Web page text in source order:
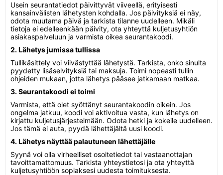
Usein seurantatiedot päivittyvät viiveellä, erityisesti
kansainvälisten lähetysten kohdalla. Jos päivityksiä ei näy,
odota muutama päivä ja tarkista tilanne uudelleen. Mikäli
tietoja ei edelleenkään päivity, ota yhteyttä kuljetusyhtiön
asiakaspalveluun ja varmista oikea seurantakoodi.
2. Lähetys jumissa tullissa
Tullikäsittely voi viivästyttää lähetystä. Tarkista, onko sinulta
pyydetty lisäselvityksiä tai maksuja. Toimi nopeasti tullin
ohjeiden mukaan, jotta lähetys pääsee jatkamaan matkaa.
3. Seurantakoodi ei toimi
Varmista, että olet syöttänyt seurantakoodin oikein. Jos
ongelma jatkuu, koodi voi aktivoitua vasta, kun lähetys on
kirjattu kuljetusjärjestelmään. Odota hetki ja kokeile uudelleen.
Jos tämä ei auta, pyydä lähettäjältä uusi koodi.
4. Lähetys näyttää palautuneen lähettäjälle
Syynä voi olla virheelliset osoitetiedot tai vastaanottajan
tavoittamattomuus. Tarkista yhteystietosi ja ota yhteyttä
kuljetusyhtiöön sopiaksesi uudesta toimituksesta.